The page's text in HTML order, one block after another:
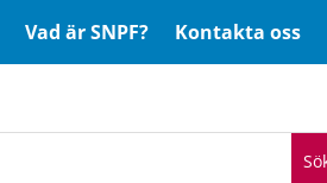
Vad är SNPF? Kontakta oss